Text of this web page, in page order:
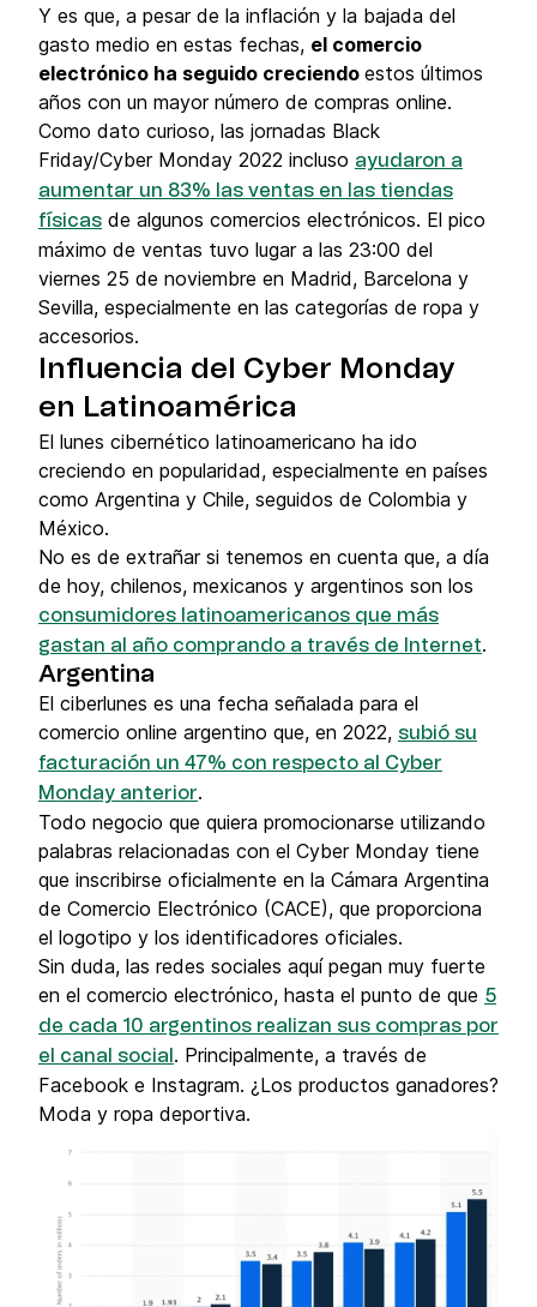
Y es que, a pesar de la inflación y la bajada del
gasto medio en estas fechas, el comercio
electrónico ha seguido creciendo estos últimos
años con un mayor número de compras online.
Como dato curioso, las jornadas Black
Friday/Cyber Monday 2022 incluso ayudaron a
aumentar un 83% las ventas en las tiendas
físicas de algunos comercios electrónicos. El pico
máximo de ventas tuvo lugar a las 23:00 del
viernes 25 de noviembre en Madrid, Barcelona y
Sevilla, especialmente en las categorías de ropa y
accesorios.
Influencia del Cyber Monday
en Latinoamérica
El lunes cibernético latinoamericano ha ido
creciendo en popularidad, especialmente en países
como Argentina y Chile, seguidos de Colombia y
México.
No es de extrañar si tenemos en cuenta que, a día
de hoy, chilenos, mexicanos y argentinos son los
consumidores latinoamericanos que más
gastan al año comprando a través de Internet.
Argentina
El ciberlunes es una fecha señalada para el
comercio online argentino que, en 2022, subió su
facturación un 47% con respecto al Cyber
Monday anterior.
Todo negocio que quiera promocionarse utilizando
palabras relacionadas con el Cyber Monday tiene
que inscribirse oficialmente en la Cámara Argentina
de Comercio Electrónico (CACE), que proporciona
el logotipo y los identificadores oficiales.
Sin duda, las redes sociales aquí pegan muy fuerte
en el comercio electrónico, hasta el punto de que 5
de cada 10 argentinos realizan sus compras por
el canal social . Principalmente, a través de
Facebook e Instagram. ¿Los productos ganadores?
Moda y ropa deportiva.